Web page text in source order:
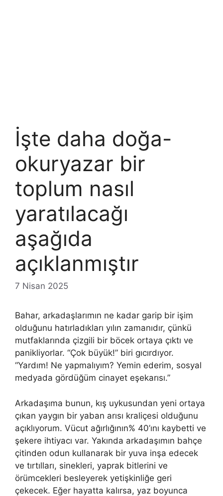
İşte daha doğa-
okuryazar bir
toplum nasıl
yaratılacağı
aşağıda
açıklanmıştır
7 Nisan 2025
Bahar, arkadaşlarımın ne kadar garip bir işim
olduğunu hatırladıkları yılın zamanıdır, çünkü
mutfaklarında çizgili bir böcek ortaya çıktı ve
panikliyorlar. “Çok büyük!” biri gıcırdıyor.
“Yardım! Ne yapmalıyım? Yemin ederim, sosyal
medyada gördüğüm cinayet eşekarısı.”
Arkadaşıma bunun, kış uykusundan yeni ortaya
çıkan yaygın bir yaban arısı kraliçesi olduğunu
açıklıyorum. Vücut ağırlığının% 40’ını kaybetti ve
şekere ihtiyacı var. Yakında arkadaşımın bahçe
çitinden odun kullanarak bir yuva inşa edecek
ve tırtılları, sinekleri, yaprak bitlerini ve
örümcekleri besleyerek yetişkinliğe geri
çekecek. Eğer hayatta kalırsa, yaz boyunca